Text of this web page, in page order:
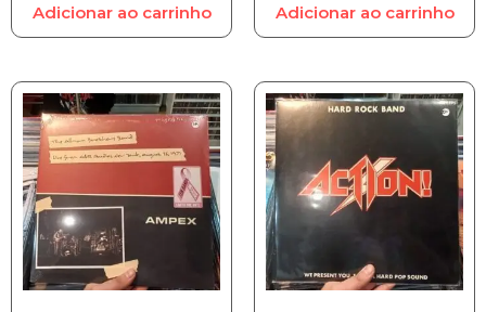
Adicionar ao carrinho Adicionar ao carrinho